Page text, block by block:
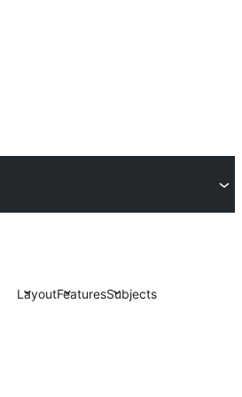
LayoutFeaturesSubjects